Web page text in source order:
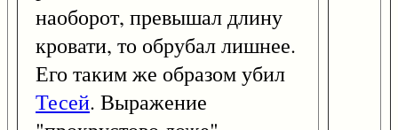
наоборот, превышал длину
кровати, то обрубал лишнее.
Его таким же образом убил
Тесей. Выражение